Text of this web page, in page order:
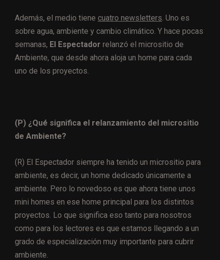
Además, el medio tiene cuatro newsletters . Uno es
sobre agua, ambiente y cambio climático. Y hace pocas
semanas, El Espectador relanzó el micrositio de
Ambiente, que desde ahora aloja un home para cada
uno de los proyectos.
(P) ¿Qué significa el relanzamiento del micrositio
de Ambiente?
(R) El Espectador siempre ha tenido un micrositio para
ambiente, es decir, un home dedicado únicamente a
ambiente. Pero lo novedoso es que ahora tiene unos
mini homes en ese home principal para los distintos
proyectos. Lo que significa eso tanto para nosotros
como para los lectores es que estamos llegando a un
grado de especialización muy importante para cubrir
ambiente.